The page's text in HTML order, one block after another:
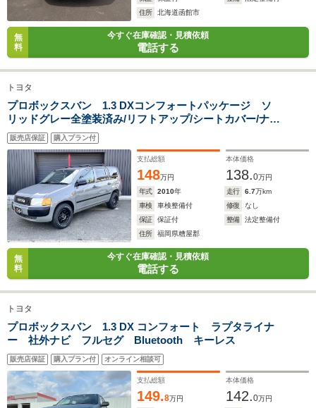
WLTCモード
排気量
駆動方式
-
1998～2946cc
FF
-
2946～2975cc
FF
-
FF
住所
北海道函館市
無
料
今すぐ在庫確認・見積依頼
電話する
トヨタ
プロボックスバン 1.3 DXコンフォートパッケージ ソ
リッドグレー全塗装済み/リフトアップ/シートカバー/ナビ
付き
販売店保証 購入プラン付
支払総額
148万円
本体価格
138.0万円
年式
2010年 走行 6.7万km
車検
車検整備付 修復
なし
保証
保証付 整備
法定整備付
住所
福岡県糟屋郡
無
料
今すぐ在庫確認・見積依頼
電話する
トヨタ
プロボックスバン 1.3 DX コンフォート ラプタライナ
ー 社外ナビ フルセグ Bluetooth キーレス
販売店保証 購入プラン付 オンライン相談可
支払総額
149.8万円
本体価格
142.0万円